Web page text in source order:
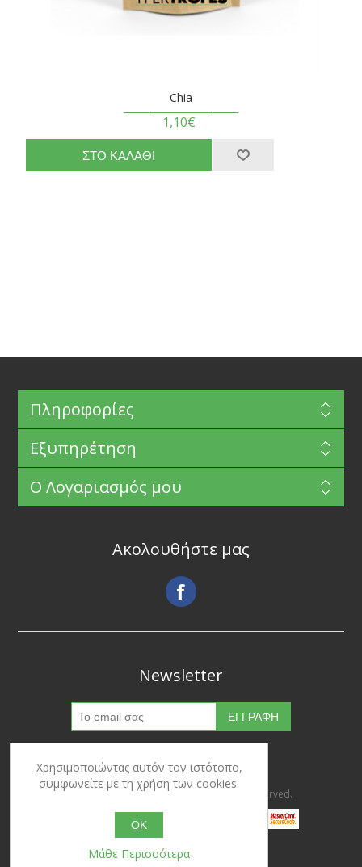
Chia
1,10€
Πληροφορίες
Εξυπηρέτηση
Ο Λογαριασμός μου
Ακολουθήστε μας
Newsletter
Copyright © 2026 Ypertrofes. All rights reserved.
Powered bynopCommerce
Χρησιμοποιώντας αυτόν τον ιστότοπο,
συμφωνείτε με τη χρήση των cookies.
OK
Μάθε Περισσότερα